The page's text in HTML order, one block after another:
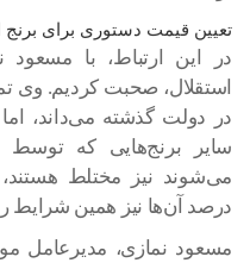
تعیین قیمت دستوری برای برنج
در این ارتباط، با
استقلال، صحبت کردیم. وی
در دولت گذشته می‌داند،
سایر برنج‌هایی که
درصد آن‌ها نیز همین شرایط
مسعود نمازی، مدیرعامل